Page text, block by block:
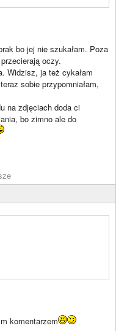
bo jej nie szukałam. Poza
oczy.
Widzisz, ja też cykałam
sobie przypomniałam,
na zdjęciach doda ci
bo zimno ale do
komentarzem